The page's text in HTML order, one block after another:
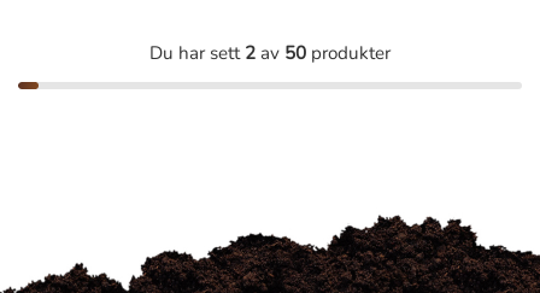
Du har sett 2 av 50 produkter